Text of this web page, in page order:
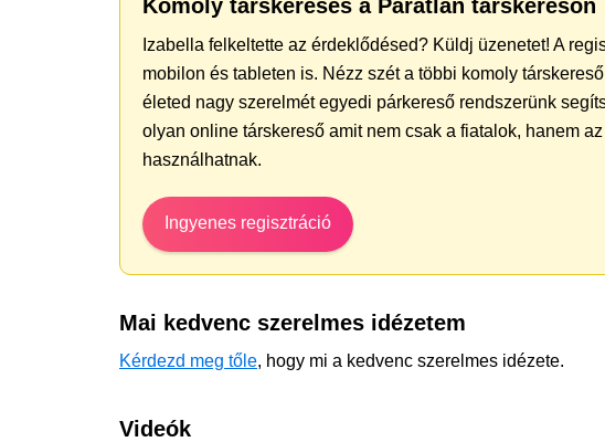
Komoly társkeresés a Páratlan társkeresőn
Izabella felkeltette az érdeklődésed? Küldj üzenetet! A
mobilon és tableten is. Nézz szét a többi komoly
életed nagy szerelmét egyedi párkereső rendszerünk
olyan online társkereső amit nem csak a fiatalok, hanem
használhatnak.
Ingyenes regisztráció
Mai kedvenc szerelmes idézetem
Kérdezd meg tőle, hogy mi a kedvenc szerelmes idézete.
Videók